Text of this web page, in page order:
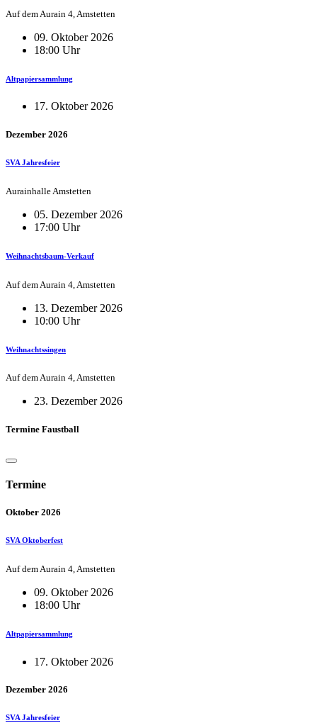
Auf dem Aurain 4, Amstetten
09. Oktober 2026
18:00 Uhr
Altpapiersammlung
17. Oktober 2026
Dezember 2026
SVA Jahresfeier
Aurainhalle Amstetten
05. Dezember 2026
17:00 Uhr
Weihnachtsbaum-Verkauf
Auf dem Aurain 4, Amstetten
13. Dezember 2026
10:00 Uhr
Weihnachtssingen
Auf dem Aurain 4, Amstetten
23. Dezember 2026
Termine Faustball
Termine
Oktober 2026
SVA Oktoberfest
Auf dem Aurain 4, Amstetten
09. Oktober 2026
18:00 Uhr
Altpapiersammlung
17. Oktober 2026
Dezember 2026
SVA Jahresfeier